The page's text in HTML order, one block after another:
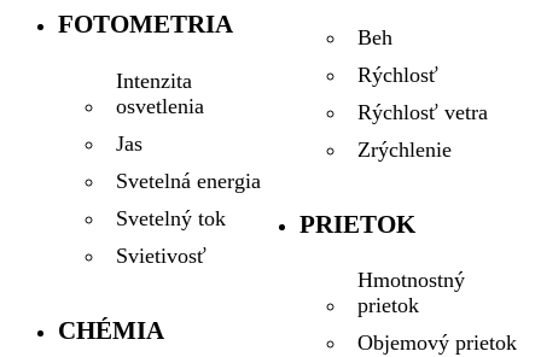
FOTOMETRIA
Intenzita
osvetlenia
Jas
Svetelná energia
Svetelný tok
Svietivosť
CHÉMIA
Beh
Rýchlosť
Rýchlosť vetra
Zrýchlenie
PRIETOK
Hmotnostný
prietok
Objemový prietok